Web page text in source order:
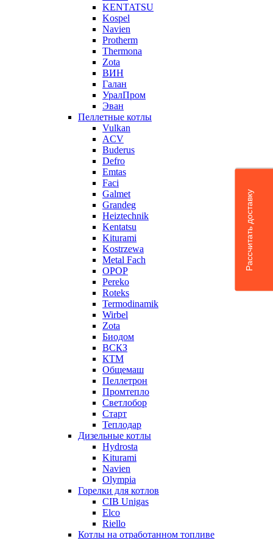
KENTATSU
Kospel
Navien
Protherm
Thermona
Zota
ВИН
Галан
УралПром
Эван
Пеллетные котлы
Vulkan
ACV
Buderus
Defro
Emtas
Faci
Galmet
Grandeg
Heiztechnik
Kentatsu
Kiturami
Kostrzewa
Metal Fach
OPOP
Pereko
Roteks
Termodinamik
Wirbel
Zota
Биодом
ВСКЗ
КТМ
Общемаш
Пеллетрон
Промтепло
Светлобор
Старт
Теплодар
Дизельные котлы
Hydrosta
Kiturami
Navien
Olympia
Горелки для котлов
CIB Unigas
Elco
Riello
Котлы на отработанном топливе
Рассчитать доставку